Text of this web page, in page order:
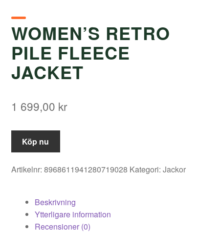
Butik
Varumärken
Väljare
WOMEN’S RETRO
PILE FLEECE
JACKET
1 699,00 kr
Köp nu
Artikelnr: 8968611941280719028 Kategori: Jackor
Beskrivning
Ytterligare information
Recensioner (0)